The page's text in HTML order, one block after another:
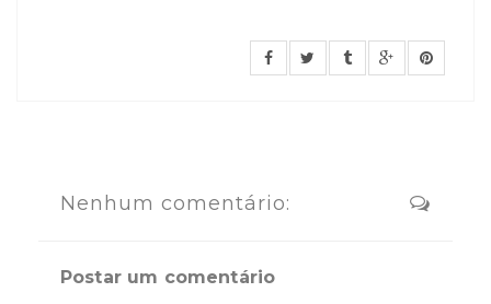
Nenhum comentário:
Postar um comentário